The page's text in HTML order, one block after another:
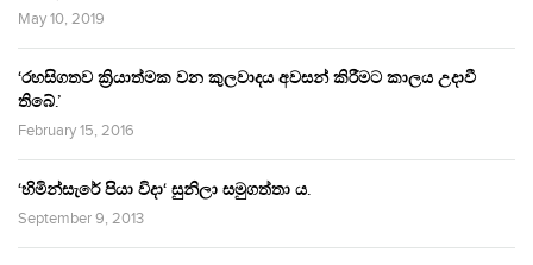
May 10, 2019
‘රහසිගතව ක්‍රියාත්මක වන කුලවාදය අවසන් කිරීමට කාලය උදාවී
තිබේ.’
February 15, 2016
‘හිමින්සැරේ පියා විදා‘ සුනිලා සමුගත්තා ය.
September 9, 2013